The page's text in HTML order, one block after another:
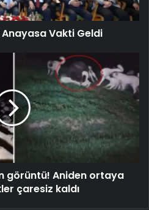
Vakti Geldi
görüntü! Aniden ortaya
çaresiz kaldı